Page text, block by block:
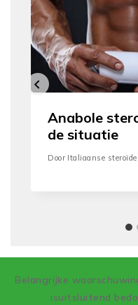
Anabole
de situatie
Door Italiaanse
Belangrijke
isuitsluitend